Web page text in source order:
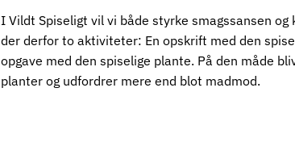
I Vildt Spiseligt vil vi både styrke smagssansen
der derfor to aktiviteter: En opskrift med den
opgave med den spiselige plante. På den måde
planter og udfordrer mere end blot madmod.